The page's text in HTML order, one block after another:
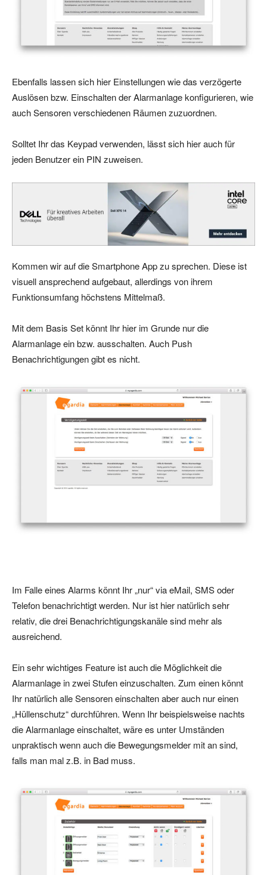
Ebenfalls lassen sich hier Einstellungen wie das verzögerte
Auslösen bzw. Einschalten der Alarmanlage konfigurieren, wie
auch Sensoren verschiedenen Räumen zuzuordnen.
Solltet Ihr das Keypad verwenden, lässt sich hier auch für
jeden Benutzer ein PIN zuweisen.
Kommen wir auf die Smartphone App zu sprechen. Diese ist
visuell ansprechend aufgebaut, allerdings von ihrem
Funktionsumfang höchstens Mittelmaß.
Mit dem Basis Set könnt Ihr hier im Grunde nur die
Alarmanlage ein bzw. ausschalten. Auch Push
Benachrichtigungen gibt es nicht.
Im Falle eines Alarms könnt Ihr „nur“ via eMail, SMS oder
Telefon benachrichtigt werden. Nur ist hier natürlich sehr
relativ, die drei Benachrichtigungskanäle sind mehr als
ausreichend.
Ein sehr wichtiges Feature ist auch die Möglichkeit die
Alarmanlage in zwei Stufen einzuschalten. Zum einen könnt
Ihr natürlich alle Sensoren einschalten aber auch nur einen
„Hüllenschutz“ durchführen. Wenn Ihr beispielsweise nachts
die Alarmanlage einschaltet, wäre es unter Umständen
unpraktisch wenn auch die Bewegungsmelder mit an sind,
falls man mal z.B. in Bad muss.